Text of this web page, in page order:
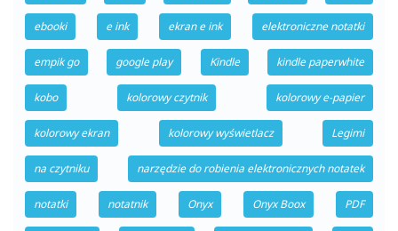
ebooki e ink ekran e ink elektroniczne notatki
empik go google play Kindle kindle paperwhite
kobo kolorowy czytnik kolorowy e-papier
kolorowy ekran kolorowy wyświetlacz Legimi
na czytniku narzędzie do robienia elektronicznych notatek
notatki notatnik Onyx Onyx Boox PDF